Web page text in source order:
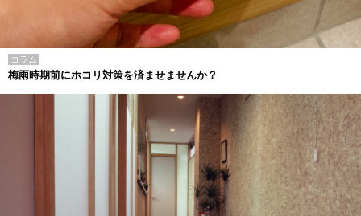
コラム
梅雨時期前にホコリ対策を済ませませんか？